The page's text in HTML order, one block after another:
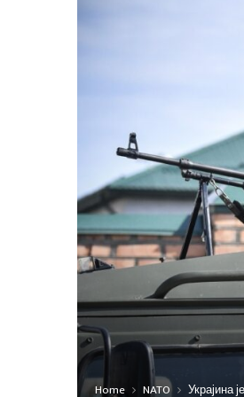
Home NATO Украјина